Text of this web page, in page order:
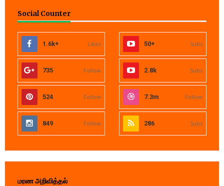
Social Counter
1.6k+ Likes 50+ Subs
735 Follow 2.8k Subs
524 Follow 7.3m Follow
849 Follow 286 Subs
மரண அறிவித்தல்